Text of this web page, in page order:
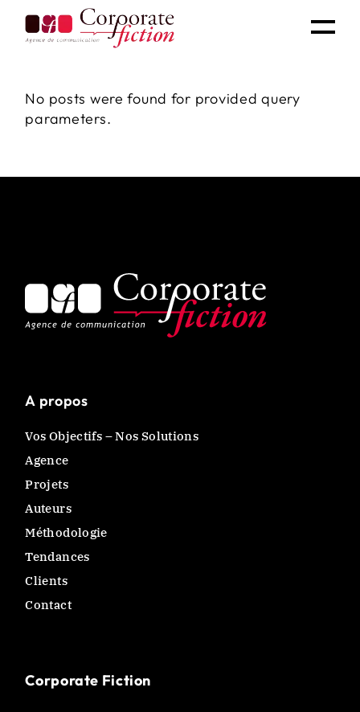
No posts were found for provided query
parameters.
A propos
Vos Objectifs – Nos Solutions
Agence
Projets
Auteurs
Méthodologie
Tendances
Clients
Contact
Corporate Fiction